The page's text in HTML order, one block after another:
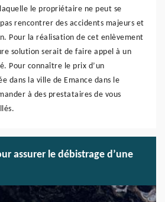
le propriétaire ne peut se
rencontrer des accidents majeurs et
Pour la réalisation de cet enlèvement
solution serait de faire appel à un
Pour connaître le prix d’un
dans la ville de Emance dans le
à des prestataires de vous
assurer le débistrage d’une